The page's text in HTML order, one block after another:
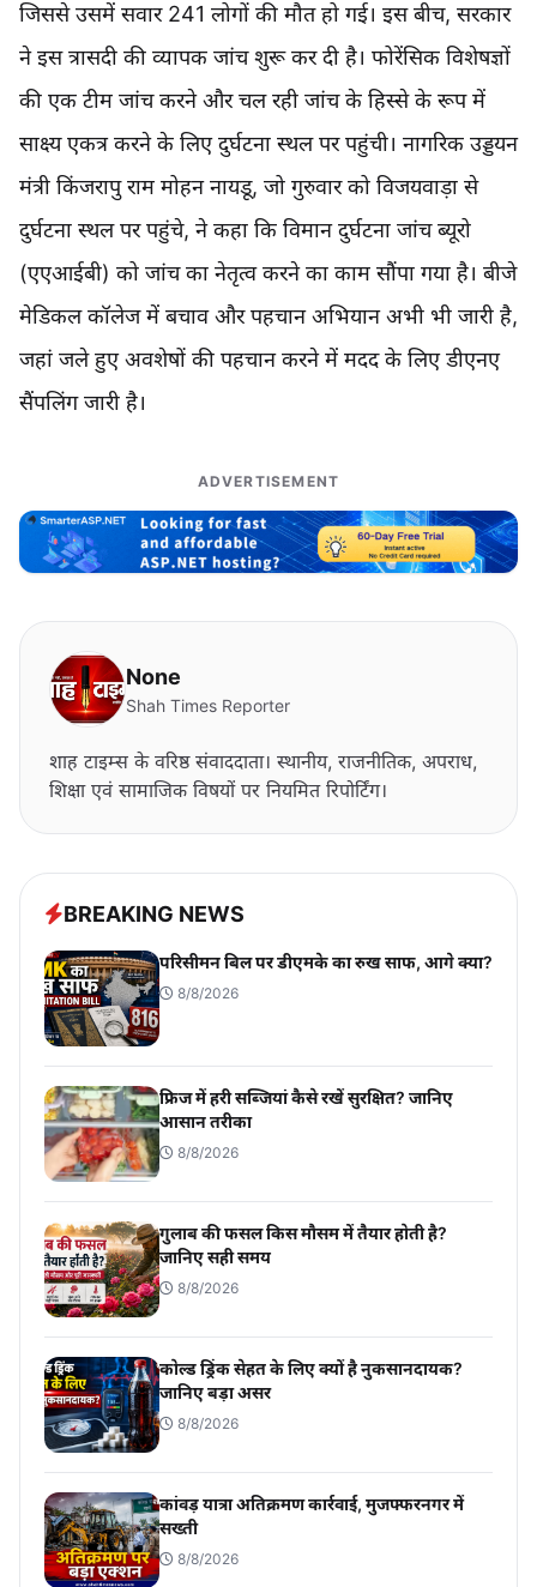
जिससे उसमें सवार 241 लोगों की मौत हो गई। इस बीच, सरकार
ने इस त्रासदी की व्यापक जांच शुरू कर दी है। फोरेंसिक विशेषज्ञों
की एक टीम जांच करने और चल रही जांच के हिस्से के रूप में
साक्ष्य एकत्र करने के लिए दुर्घटना स्थल पर पहुंची। नागरिक उड्डयन
मंत्री किंजरापु राम मोहन नायडू, जो गुरुवार को विजयवाड़ा से
दुर्घटना स्थल पर पहुंचे, ने कहा कि विमान दुर्घटना जांच ब्यूरो
(एएआईबी) को जांच का नेतृत्व करने का काम सौंपा गया है। बीजे
मेडिकल कॉलेज में बचाव और पहचान अभियान अभी भी जारी है,
जहां जले हुए अवशेषों की पहचान करने में मदद के लिए डीएनए
सैंपलिंग जारी है।
ADVERTISEMENT
None
Shah Times Reporter
शाह टाइम्स के वरिष्ठ संवाददाता। स्थानीय, राजनीतिक, अपराध,
शिक्षा एवं सामाजिक विषयों पर नियमित रिपोर्टिंग।
BREAKING NEWS
परिसीमन बिल पर डीएमके का रुख साफ, आगे क्या?
8/8/2026
फ्रिज में हरी सब्जियां कैसे रखें सुरक्षित? जानिए
आसान तरीका
8/8/2026
गुलाब की फसल किस मौसम में तैयार होती है?
जानिए सही समय
8/8/2026
कोल्ड ड्रिंक सेहत के लिए क्यों है नुकसानदायक?
जानिए बड़ा असर
8/8/2026
कांवड़ यात्रा अतिक्रमण कार्रवाई, मुजफ्फरनगर में
सख्ती
8/8/2026